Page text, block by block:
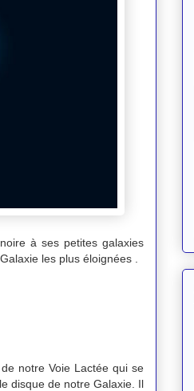
à ses petites galaxies
les plus éloignées .
notre Voie Lactée qui se
disque de notre Galaxie. Il